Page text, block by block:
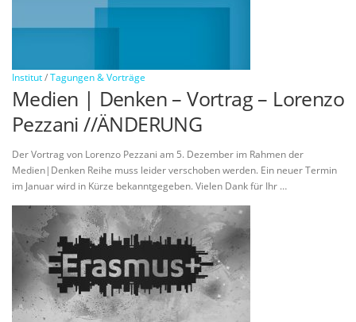
Institut/Tagungen & Vorträge
Medien | Denken – Vortrag – Lorenzo
Pezzani //ÄNDERUNG
Der Vortrag von Lorenzo Pezzani am 5. Dezember im Rahmen der
Medien|Denken Reihe muss leider verschoben werden. Ein neuer Termin
im Januar wird in Kürze bekanntgegeben. Vielen Dank für Ihr …